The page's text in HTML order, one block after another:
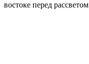
востоке перед рассветом